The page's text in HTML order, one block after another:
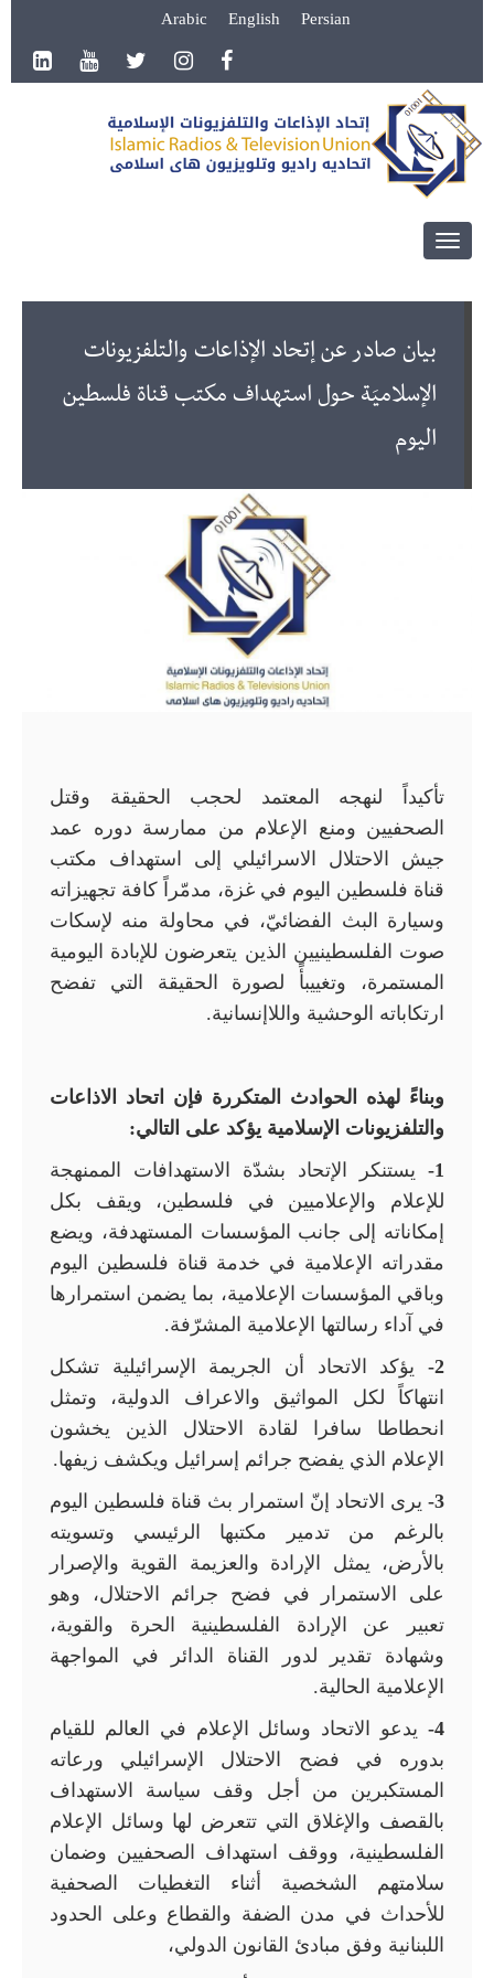
Arabic English Persian
Toggle
بيان صادر عن إتحاد الإذاعات والتلفزيونات
الإسلاميَة حول استهداف مكتب قناة فلسطين
اليوم
تأكيداً لنهجه المعتمد لحجب الحقيقة وقتل
الصحفيين ومنع الإعلام من ممارسة دوره عمد
جيش الاحتلال الاسرائيلي إلى استهداف مكتب
قناة فلسطين اليوم في غزة، مدمّراً كافة تجهيزاته
وسيارة البث الفضائيّ، في محاولة منه لإسكات
صوت الفلسطينيين الذين يتعرضون للإبادة اليومية
المستمرة، وتغييبأً لصورة الحقيقة التي تفضح
ارتكاباته الوحشية واللاإنسانية.
وبناءً لهذه الحوادث المتكررة فإن اتحاد الاذاعات
والتلفزيونات الإسلامية يؤكد على التالي:
1-
يستنكر الإتحاد بشدّة الاستهدافات الممنهجة
للإعلام والإعلاميين في فلسطين، ويقف بكل
إمكاناته إلى جانب المؤسسات المستهدفة، ويضع
مقدراته الإعلامية في خدمة قناة فلسطين اليوم
وباقي المؤسسات الإعلامية، بما يضمن استمرارها
في آداء رسالتها الإعلامية المشرّفة.
2-
يؤكد الاتحاد أن الجريمة الإسرائيلية تشكل
انتهاكاً لكل المواثيق والاعراف الدولية، وتمثل
انحطاطا سافرا لقادة الاحتلال الذين يخشون
الإعلام الذي يفضح جرائم إسرائيل ويكشف زيفها.
3- يرى الاتحاد إنّ استمرار بث قناة فلسطين اليوم
بالرغم من تدمير مكتبها الرئيسي وتسويته
بالأرض، يمثل الإرادة والعزيمة القوية والإصرار
على الاستمرار في فضح جرائم الاحتلال، وهو
تعبير عن الإرادة الفلسطينية الحرة والقوية،
وشهادة تقدير لدور القناة الدائر في المواجهة
الإعلامية الحالية.
4-
يدعو الاتحاد وسائل الإعلام في العالم للقيام
بدوره في فضح الاحتلال الإسرائيلي ورعاته
المستكبرين من أجل وقف سياسة الاستهداف
بالقصف والإغلاق التي تتعرض لها وسائل الإعلام
الفلسطينية، ووقف استهداف الصحفيين وضمان
سلامتهم الشخصية أثناء التغطيات الصحفية
للأحداث في مدن الضفة والقطاع وعلى الحدود
اللبنانية وفق مبادئ القانون الدولي،